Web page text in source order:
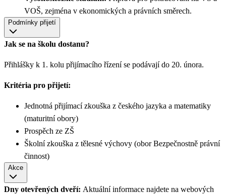
VOŠ, zejména v ekonomických a právních směrech.
Podmínky přijetí
Jak se na školu dostanu?
Přihlášky k 1. kolu přijímacího řízení se podávají do 20. února.
Kritéria pro přijetí:
Jednotná přijímací zkouška z českého jazyka a matematiky
(maturitní obory)
Prospěch ze ZŠ
Školní zkouška z tělesné výchovy (obor Bezpečnostně právní
činnost)
Akce
Dny otevřených dveří: Aktuální informace najdete na webových